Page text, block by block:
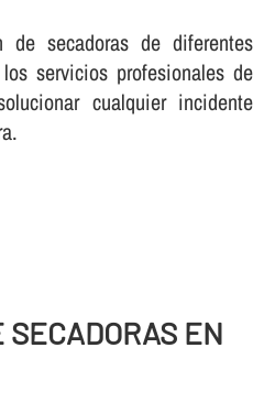
secadoras de diferentes
servicios profesionales de
cualquier incidente
EN